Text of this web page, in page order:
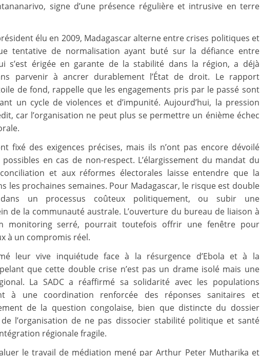
signe d’une présence régulière et intrusive en terre
élu en 2009, Madagascar alterne entre crises politiques et
tentative de normalisation ayant buté sur la défiance entre
s’est érigée en garante de la stabilité dans la région, a déjà
parvenir à ancrer durablement l’État de droit. Le rapport
de fond, rappelle que les engagements pris par le passé sont
un cycle de violences et d’impunité. Aujourd’hui, la pression
car l’organisation ne peut plus se permettre un énième échec
fixé des exigences précises, mais ils n’ont pas encore dévoilé
possibles en cas de non-respect. L’élargissement du mandat du
et aux réformes électorales laisse entendre que la
les prochaines semaines. Pour Madagascar, le risque est double
dans un processus coûteux politiquement, ou subir une
de la communauté australe. L’ouverture du bureau de liaison à
monitoring serré, pourrait toutefois offrir une fenêtre pour
à un compromis réel.
leur vive inquiétude face à la résurgence d’Ebola et à la
que cette double crise n’est pas un drame isolé mais une
La SADC a réaffirmé sa solidarité avec les populations
à une coordination renforcée des réponses sanitaires et
de la question congolaise, bien que distincte du dossier
l’organisation de ne pas dissocier stabilité politique et santé
régionale fragile.
le travail de médiation mené par Arthur Peter Mutharika et